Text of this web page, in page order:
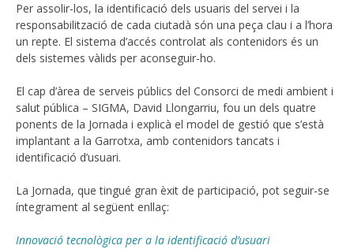
Per assolir-los, la identificació dels usuaris del servei i la
responsabilització de cada ciutadà són una peça clau i a l’hora
un repte. El sistema d’accés controlat als contenidors és un
dels sistemes vàlids per aconseguir-ho.
El cap d’àrea de serveis públics del Consorci de medi ambient i
salut pública – SIGMA, David Llongarriu, fou un dels quatre
ponents de la Jornada i explicà el model de gestió que s’està
implantant a la Garrotxa, amb contenidors tancats i
identificació d’usuari.
La Jornada, que tingué gran èxit de participació, pot seguir-se
íntegrament al següent enllaç:
Innovació tecnològica per a la identificació d’usuari